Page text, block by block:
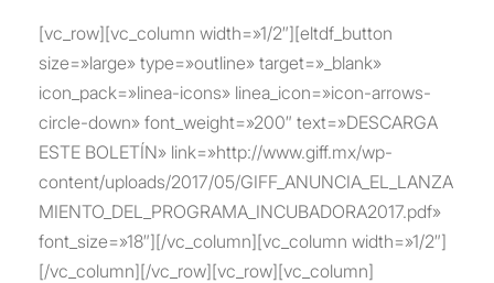
[vc_row][vc_column width=»1/2″][eltdf_button
size=»large» type=»outline» target=»_blank»
icon_pack=»linea-icons» linea_icon=»icon-arrows-
circle-down» font_weight=»200″ text=»DESCARGA
ESTE BOLETÍN» link=»http://www.giff.mx/wp-
content/uploads/2017/05/GIFF_ANUNCIA_EL_LANZA
MIENTO_DEL_PROGRAMA_INCUBADORA2017.pdf»
font_size=»18″][/vc_column][vc_column width=»1/2″]
[/vc_column][/vc_row][vc_row][vc_column]